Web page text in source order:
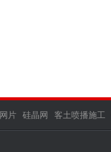
网片 硅晶网 客土喷播施工